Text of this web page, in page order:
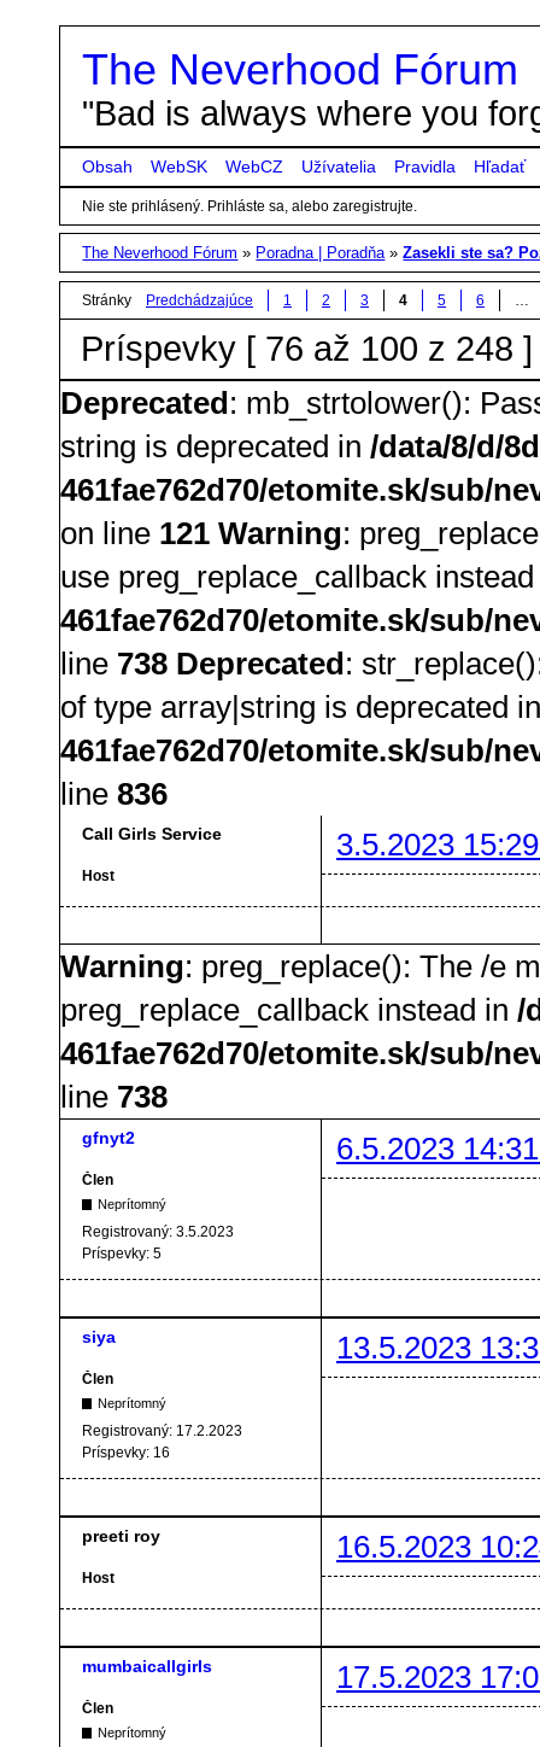
The Neverhood Fórum
"Bad is always where you
Obsah WebSK WebCZ Užívatelia Pravidla Hľadať
Nie ste prihlásený. Prihláste sa, alebo zaregistrujte.
The Neverhood Fórum » Poradna | Poradňa »Zasekli ste sa?
Stránky Predchádzajúce 1 2 3 4 5 6
Príspevky [ 76 až 100 z 248 ]
Deprecated: mb_strtolower():
string is deprecated in /data/8/d/
461fae762d70/etomite.sk/sub/
on line 121 Warning:
use preg_replace_callback
461fae762d70/etomite.sk/sub/
line 738 Deprecated:
of type array|string is deprecated
461fae762d70/etomite.sk/sub/
line 836
Call Girls Service 3.5.2023
Host
Warning: preg_replace(): The /e
preg_replace_callback instead in /
461fae762d70/etomite.sk/sub/
line 738
gfnyt2 6.5.2023
Člen
Neprítomný
Registrovaný: 3.5.2023
Príspevky: 5
siya 13.5.2023
Člen
Neprítomný
Registrovaný: 17.2.2023
Príspevky: 16
preeti roy 16.5.2023
Host
mumbaicallgirls 17.5.2023
Člen
Neprítomný